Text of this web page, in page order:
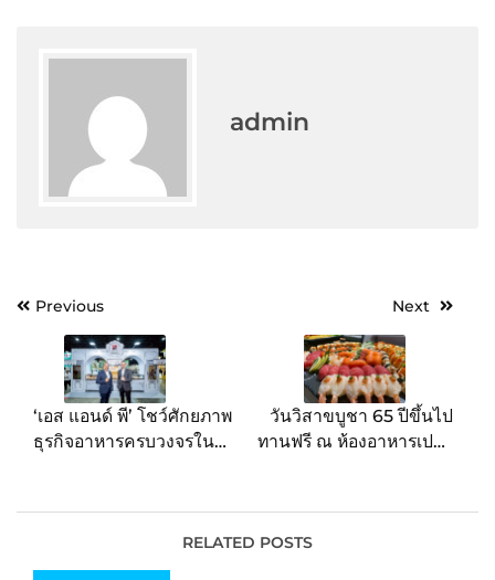
admin
PostPrevious
‘เอส แอนด์ พี’ โชว์ศักยภาพ
ธุรกิจอาหารครบวงจรใน
SELECT 6 ผลิตภัณฑ์
ตอกย้ำคุณภาพอาหารไทย
สู่ตลาดโลก
Next
วันวิสาขบูชา 65 ปีขึ้นไป
ทานฟรี ณ ห้องอาหารเปรม
RELATED POSTS